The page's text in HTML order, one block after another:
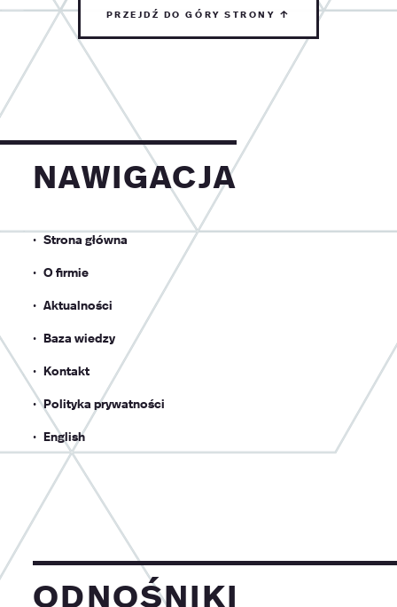
przejdź do góry strony ↑
nawigacja
Strona główna
O firmie
Aktualności
Baza wiedzy
Kontakt
Polityka prywatności
English
odnośniki